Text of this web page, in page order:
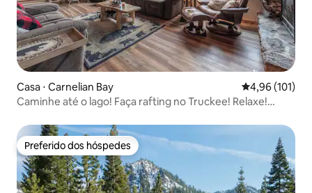
Casa ⋅ Carnelian Bay 4,96 de uma
4,96 (101)
Caminhe até o lago! Faça rafting no Truckee! Relaxe!
Preferido dos hóspedes
Preferido dos hóspedes